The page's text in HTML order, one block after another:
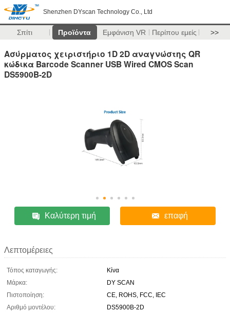
Shenzhen DYscan Technology Co., Ltd
Σπίτι Προϊόντα Εμφάνιση VR Περίπου εμείς >>
Ασύρματος χειριστήριο 1D 2D αναγνώστης QR
κώδικα Barcode Scanner USB Wired CMOS Scan
DS5900B-2D
Καλύτερη τιμή επαφή
Λεπτομέρειες
Τόπος καταγωγής:
Κίνα
Μάρκα:
DY SCAN
Πιστοποίηση:
CE, ROHS, FCC, IEC
Αριθμό μοντέλου:
DS5900B-2D